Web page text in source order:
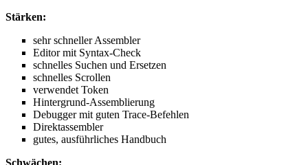
Stärken:
sehr schneller Assembler
Editor mit Syntax-Check
schnelles Suchen und Ersetzen
schnelles Scrollen
verwendet Token
Hintergrund-Assemblierung
Debugger mit guten Trace-Befehlen
Direktassembler
gutes, ausführliches Handbuch
Schwächen: